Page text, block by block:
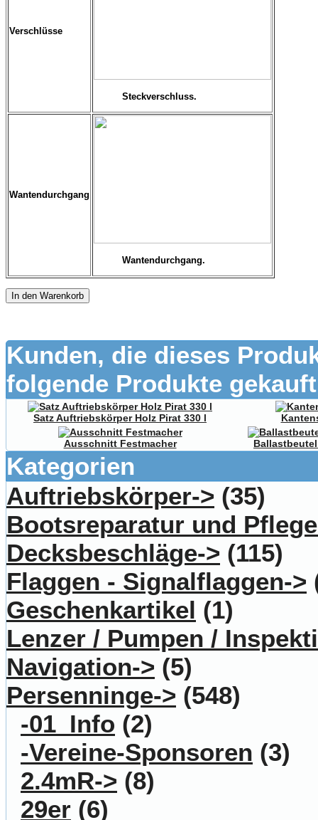
Verschlüsse
Steckverschluss.
Wantendurchgang
Wantendurchgang.
In den Warenkorb
Kunden, die dieses
folgende Produkte
Satz Auftriebskörper Holz Pirat 330 l
Ausschnitt Festmacher
Kategorien
Auftriebskörper-> (35)
Bootsreparatur und
Decksbeschläge-> (115)
Flaggen - Signalflaggen->
Geschenkartikel (1)
Lenzer / Pumpen /
Navigation-> (5)
Persenninge-> (548)
-01_Info (2)
-Vereine-Sponsoren (3)
2.4mR-> (8)
29er (6)